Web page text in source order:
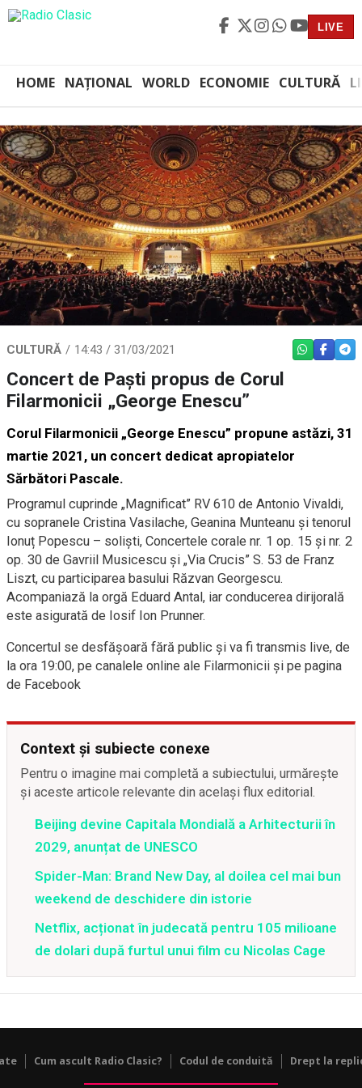
LIVE
HOME NAȚIONAL WORLD ECONOMIE CULTURĂ
CULTURĂ 14:43 / 31/03/2021 WHATSAPP
Concert de Paști propus de Corul
Filarmonicii „George Enescu”
Corul Filarmonicii „George Enescu” propune astăzi, 31
martie 2021, un concert dedicat apropiatelor
Sărbători Pascale.
Programul cuprinde „Magnificat” RV 610 de Antonio Vivaldi,
cu sopranele Cristina Vasilache, Geanina Munteanu și tenorul
Ionuț Popescu – soliști, Concertele corale nr. 1 op. 15 și nr. 2
op. 30 de Gavriil Musicescu și „Via Crucis” S. 53 de Franz
Liszt, cu participarea basului Răzvan Georgescu.
Acompaniază la orgă Eduard Antal, iar conducerea dirijorală
este asigurată de Iosif Ion Prunner.
Concertul se desfășoară fără public și va fi transmis live, de
la ora 19:00, pe canalele online ale Filarmonicii și pe pagina
de Facebook
Context și subiecte conexe
Pentru o imagine mai completă a subiectului, urmărește
și aceste articole relevante din același flux editorial.
Beijing devine Capitala Mondială a Arhitecturii în
2029, anunțat de UNESCO
Spider-Man: Brand New Day, al doilea cel mai bun
weekend de deschidere din istorie
Netflix, acționat în judecată pentru 105 milioane
de dolari după furtul unui film cu Nicolas Cage
Cum ascult Radio Clasic? Codul de conduită Drept la